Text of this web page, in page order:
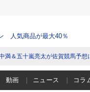
人気商品が最大40％
満＆五十嵐亮太が佐賀競馬予想
動画 ニュース コラ